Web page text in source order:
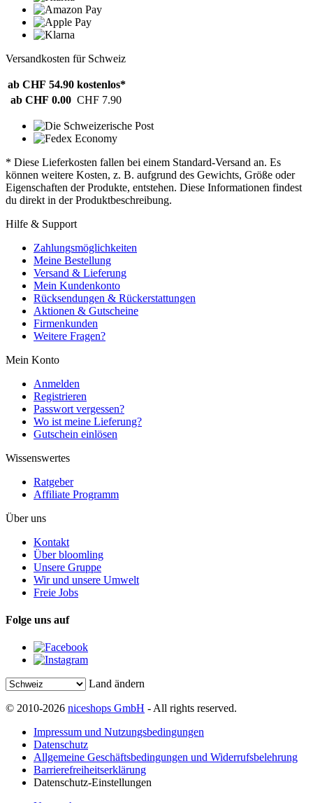
Versandkosten für Schweiz
ab CHF 54.90 kostenlos*
ab CHF 0.00 CHF 7.90
* Diese Lieferkosten fallen bei einem Standard-Versand an. Es
können weitere Kosten, z. B. aufgrund des Gewichts, Größe oder
Eigenschaften der Produkte, entstehen. Diese Informationen findest
du direkt in der Produktbeschreibung.
Hilfe & Support
Zahlungsmöglichkeiten
Meine Bestellung
Versand & Lieferung
Mein Kundenkonto
Rücksendungen & Rückerstattungen
Aktionen & Gutscheine
Firmenkunden
Weitere Fragen?
Mein Konto
Anmelden
Registrieren
Passwort vergessen?
Wo ist meine Lieferung?
Gutschein einlösen
Wissenswertes
Ratgeber
Affiliate Programm
Über uns
Kontakt
Über bloomling
Unsere Gruppe
Wir und unsere Umwelt
Freie Jobs
Folge uns auf
Land ändern
© 2010-2026 niceshops GmbH - All rights reserved.
Impressum und Nutzungsbedingungen
Datenschutz
Allgemeine Geschäftsbedingungen und Widerrufsbelehrung
Barrierefreiheitserklärung
Datenschutz-Einstellungen